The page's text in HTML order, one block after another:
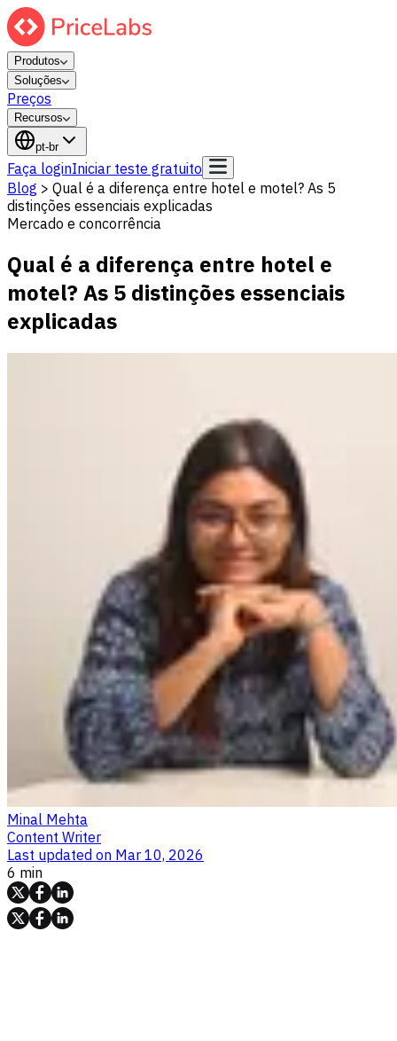
Produtos
Soluções
Preços
Recursos
pt-br
Faça loginIniciar teste gratuito
Blog > Qual é a diferença entre hotel e motel? As 5
distinções essenciais explicadas
Mercado e concorrência
Qual é a diferença entre hotel e
motel? As 5 distinções essenciais
explicadas
Minal Mehta
Content Writer
Last updated on Mar 10, 2026
6 min